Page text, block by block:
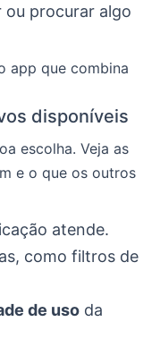
ou procurar algo
app que combina
disponíveis
escolha. Veja as
e o que os outros
atende.
como filtros de
de uso da